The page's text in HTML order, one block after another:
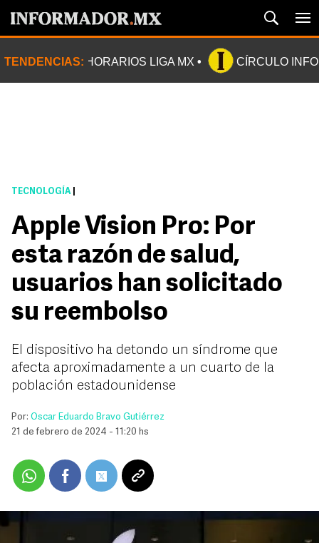
TENDENCIAS: HORARIOS LIGA MX CÍRCULO
TECNOLOGÍA
Apple Vision Pro: Por
esta razón de salud,
usuarios han solicitado
su reembolso
El dispositivo ha detondo un síndrome que
afecta aproximadamente a un cuarto de la
población estadounidense
Por: Oscar Eduardo Bravo Gutiérrez
21 de febrero de 2024 - 11:20 hs